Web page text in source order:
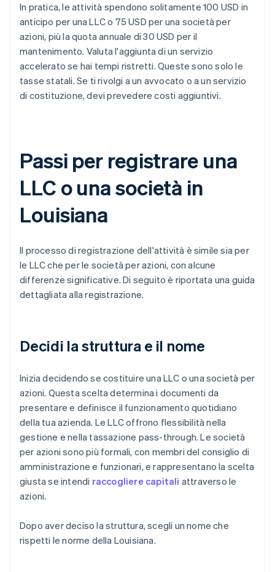
In pratica, le attività spendono solitamente 100 USD in
anticipo per una LLC o 75 USD per una società per
azioni, più la quota annuale di 30 USD per il
mantenimento. Valuta l'aggiunta di un servizio
accelerato se hai tempi ristretti. Queste sono solo le
tasse statali. Se ti rivolgi a un avvocato o a un servizio
di costituzione, devi prevedere costi aggiuntivi.
Passi per registrare una
LLC o una società in
Louisiana
Il processo di registrazione dell'attività è simile sia per
le LLC che per le società per azioni, con alcune
differenze significative. Di seguito è riportata una guida
dettagliata alla registrazione.
Decidi la struttura e il nome
Inizia decidendo se costituire una LLC o una società per
azioni. Questa scelta determina i documenti da
presentare e definisce il funzionamento quotidiano
della tua azienda. Le LLC offrono flessibilità nella
gestione e nella tassazione pass-through. Le società
per azioni sono più formali, con membri del consiglio di
amministrazione e funzionari, e rappresentano la scelta
giusta se intendi raccogliere capitali attraverso le
azioni.
Dopo aver deciso la struttura, scegli un nome che
rispetti le norme della Louisiana.